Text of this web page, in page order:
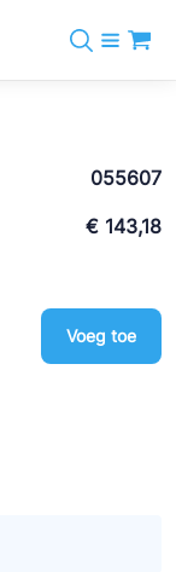
055607
€ 143,18
Voeg toe